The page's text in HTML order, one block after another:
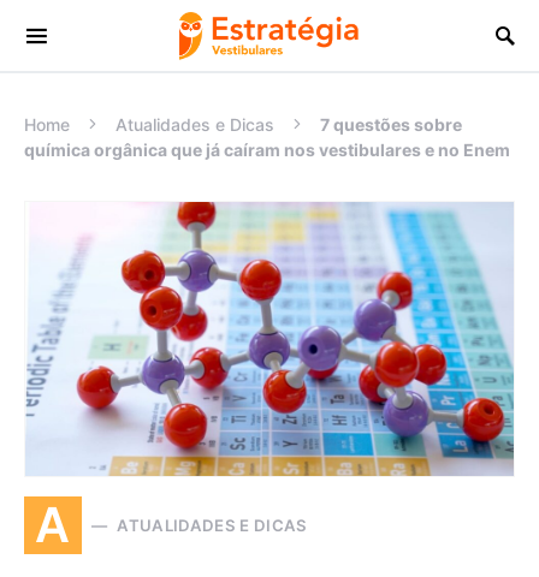
Procurar:
Home Atualidades e Dicas
7 questões sobre
química orgânica que já caíram nos vestibulares e no Enem
A ATUALIDADES E DICAS